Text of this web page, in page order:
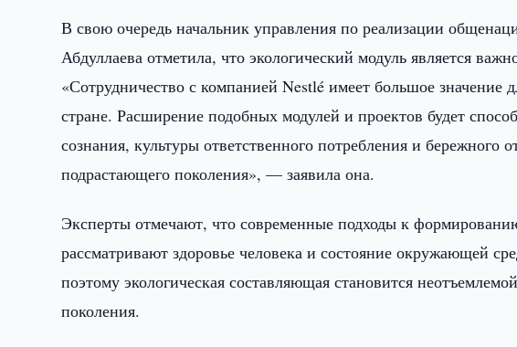
В свою очередь начальник управления по реализации
Абдуллаева отметила, что экологический модуль является
«Сотрудничество с компанией Nestlé имеет большое значение
стране. Расширение подобных модулей и проектов будет
сознания, культуры ответственного потребления и
подрастающего поколения», — заявила она.
Эксперты отмечают, что современные подходы к
рассматривают здоровье человека и состояние окружающей
поэтому экологическая составляющая становится
поколения.